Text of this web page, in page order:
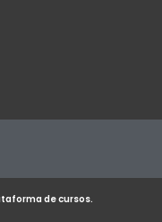
de cursos.